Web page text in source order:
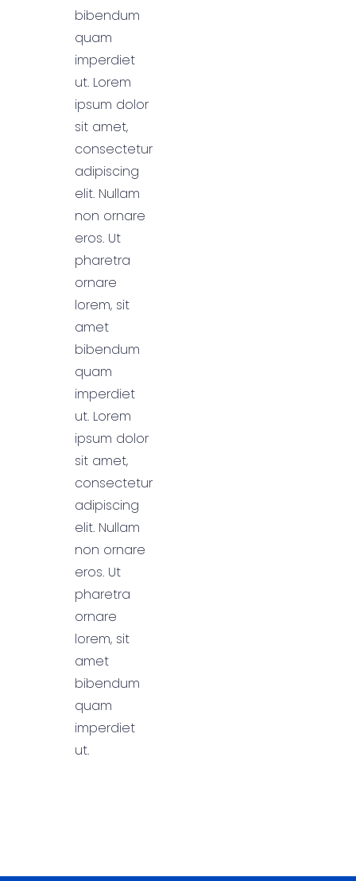
bibendum
quam
imperdiet
ut. Lorem
ipsum dolor
sit amet,
consectetur
adipiscing
elit. Nullam
non ornare
eros. Ut
pharetra
ornare
lorem, sit
amet
bibendum
quam
imperdiet
ut. Lorem
ipsum dolor
sit amet,
consectetur
adipiscing
elit. Nullam
non ornare
eros. Ut
pharetra
ornare
lorem, sit
amet
bibendum
quam
imperdiet
ut.